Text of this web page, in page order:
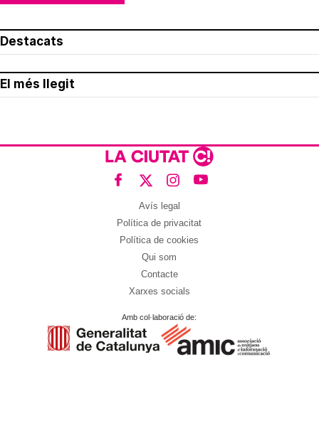
Destacats
El més llegit
Avís legal
Política de privacitat
Política de cookies
Qui som
Contacte
Xarxes socials
Amb col·laboració de: